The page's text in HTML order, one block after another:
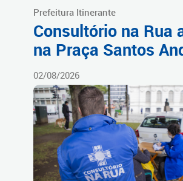
Prefeitura Itinerante
Consultório na Rua
na Praça Santos
02/08/2026